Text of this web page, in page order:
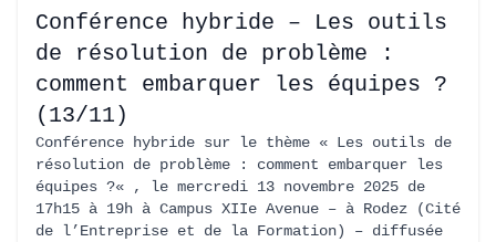
Conférence hybride – Les outils
de résolution de problème :
comment embarquer les équipes ?
(13/11)
Conférence hybride sur le thème « Les outils de
résolution de problème : comment embarquer les
équipes ?« , le mercredi 13 novembre 2025 de
17h15 à 19h à Campus XIIe Avenue – à Rodez (Cité
de l’Entreprise et de la Formation) – diffusée